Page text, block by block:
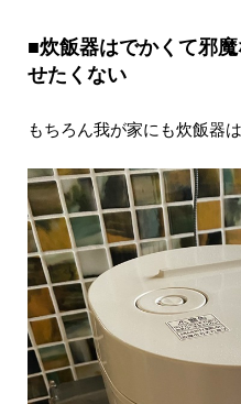
■炊飯器はでかくて邪
せたくない
もちろん我が家にも炊飯器は